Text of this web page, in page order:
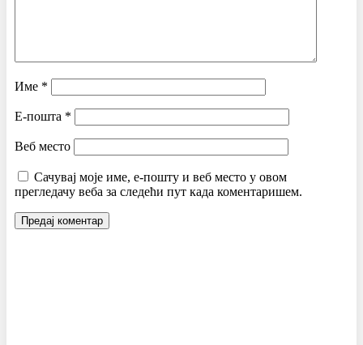
Име *
Е-пошта *
Веб место
Сачувај моје име, е-пошту и веб место у овом
прегледачу веба за следећи пут када коментаришем.